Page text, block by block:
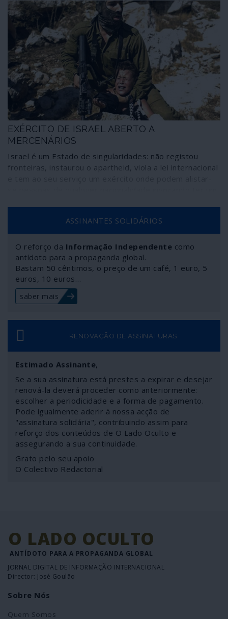
presidente, Michael Pompeo, secretário de Estado, e
John Bolton, conselheiro de Segurança Nacional
associam mentalidades políticas fascistas a
comportamentos em realidades paralelas nas quais a
vida humana não tem qualquer valor.
EXÉRCITO DE ISRAEL ABERTO A
MERCENÁRIOS
Israel é um Estado de singularidades: não registou
fronteiras, instaurou o apartheid, viola a lei internacional
ASSINANTES SOLIDÁRIOS
O reforço da Informação Independente como
antídoto para a propaganda global.
Bastam 50 cêntimos, o preço de um café, 1 euro, 5
euros, 10 euros…
saber mais
RENOVAÇÃO DE ASSINATURAS
Estimado Assinante,
Se a sua assinatura está prestes a expirar e desejar
renová-la deverá proceder como anteriormente:
escolher a periodicidade e a forma de pagamento.
Pode igualmente aderir à nossa acção de
"assinatura solidária", contribuindo assim para
reforço dos conteúdos de O Lado Oculto e
assegurando a sua continuidade.
Grato pelo seu apoio
O Colectivo Redactorial
O LADO OCULTO
ANTÍDOTO PARA A PROPAGANDA GLOBAL
JORNAL DIGITAL DE INFORMAÇÃO INTERNACIONAL
Director: José Goulão
Sobre Nós
Quem Somos